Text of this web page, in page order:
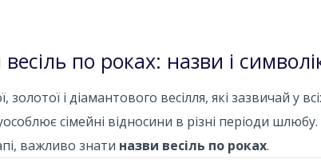
весіль по роках: назви і
золотої і діамантового весілля, які зазвичай у
сімейні відносини в різні періоди
важливо знати назви весіль по роках.